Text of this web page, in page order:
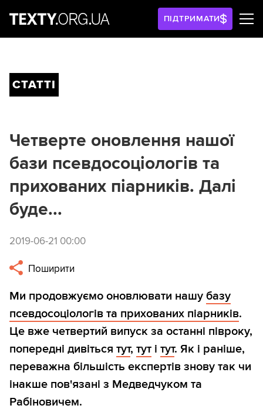
ПІДТРИМАТИ
СТАТТІ
Четверте оновлення нашої
бази псевдосоціологів та
прихованих піарників. Далі
буде...
2019-06-21 00:00
Поширити
Ми продовжуємо оновлювати нашу базу
псевдосоціологів та прихованих піарників.
Це вже четвертий випуск за останні півроку,
попередні дивіться тут, тут і тут. Як і раніше,
переважна більшість експертів знову так чи
інакше пов'язані з Медведчуком та
Рабіновичем.